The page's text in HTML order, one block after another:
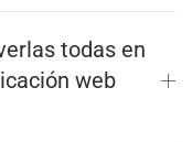
todas en
web